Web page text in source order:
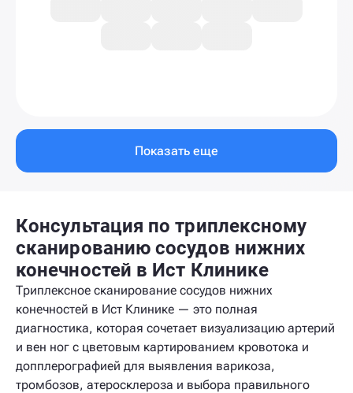
Показать еще
Консультация по триплексному
сканированию сосудов нижних
конечностей в Ист Клинике
Триплексное сканирование сосудов нижних
конечностей в Ист Клинике — это полная
диагностика, которая сочетает визуализацию артерий
и вен ног с цветовым картированием кровотока и
допплерографией для выявления варикоза,
тромбозов, атеросклероза и выбора правильного